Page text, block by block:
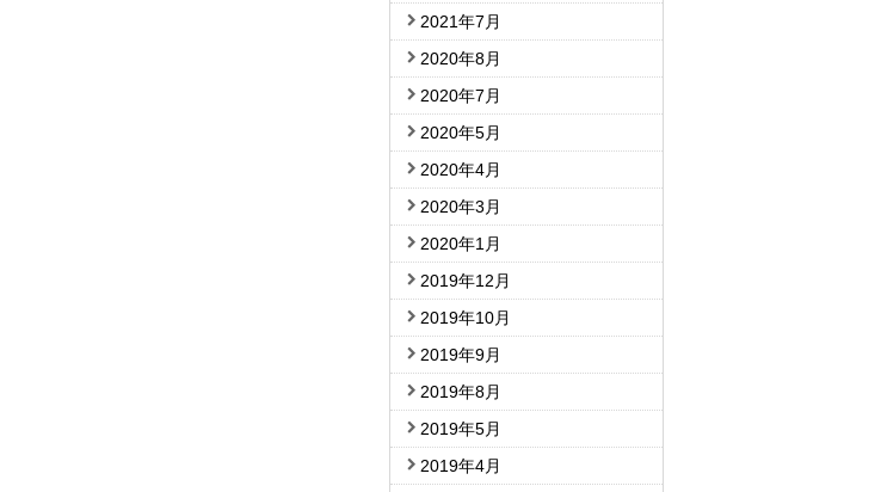
2021年7月
2020年8月
2020年7月
2020年5月
2020年4月
2020年3月
2020年1月
2019年12月
2019年10月
2019年9月
2019年8月
2019年5月
2019年4月